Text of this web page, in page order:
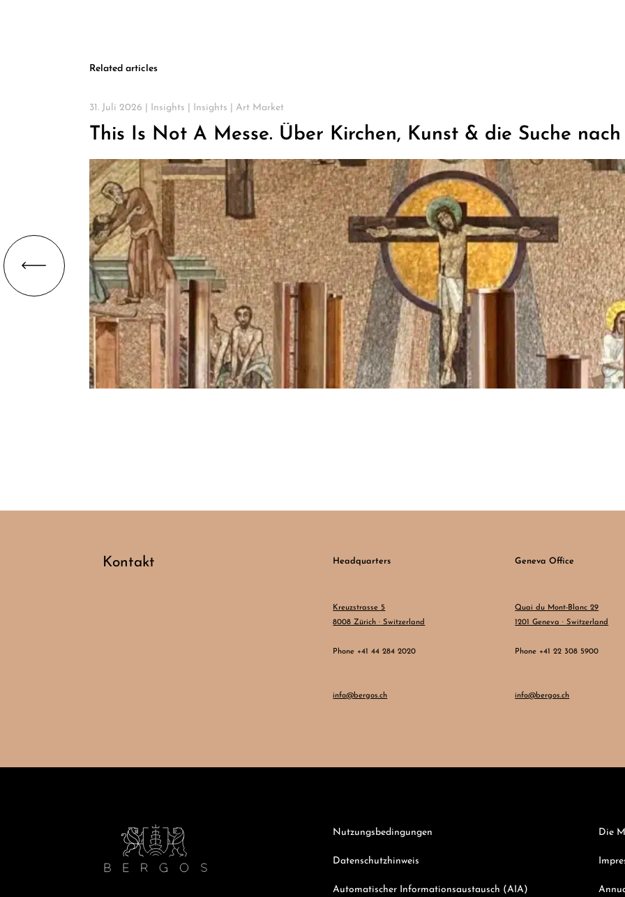
Related articles
31. Juli 2026 | Insights Insights |Art Market
Kontakt Headquarters
Kreuzstrasse 5
8008 Zürich · Switzerland
Phone +41 44 284 2020
info@bergos.ch
Geneva Office
Quai du Mont-Blanc 29
1201 Geneva · Switzerland
Phone +41 22 308 5900
info@bergos.ch
Nutzungsbedingungen Die
Datenschutzhinweis
Automatischer Informationsaustausch (AIA)